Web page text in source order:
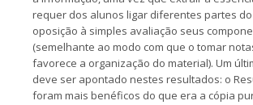
requer dos alunos ligar diferentes partes
oposição à simples avaliação seus
(semelhante ao modo com que o tomar
favorece a organização do material). Um
deve ser apontado nestes resultados: o
foram mais benéficos do que era a cópia